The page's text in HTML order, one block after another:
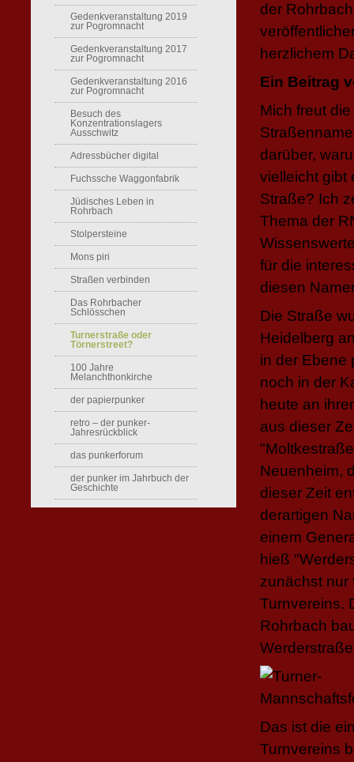
der
herzlichem
Ein Beitrag
Mich freut
darüber,
vielleicht gibt
Straße? Ich
Thema der
für die
diesen
Die Straße
Heidelberg
in der Ebene
noch in der
heute an
aus dieser
Neuenheim,
dieser Zeit
derartigen
einem
hieß
zunächst nur
Turnvereins.
Rohrbach
Das ist die
Turnvereins
Gedenkveranstaltung 2019
zur Pogromnacht
Gedenkveranstaltung 2017
zur Pogromnacht
Gedenkveranstaltung 2016
zur Pogromnacht
Besuch des
Konzentrationslagers
Ausschwitz
Adressbücher digital
Fuchssche Waggonfabrik
Jüdisches Leben in
Rohrbach
Stolpersteine
Mons piri
Straßen verbinden
Das Rohrbacher
Schlösschen
Turnerstraße oder
Törnerstreet?
100 Jahre
Melanchthonkirche
der papierpunker
retro – der punker-
Jahresrückblick
das punkerforum
der punker im Jahrbuch der
Geschichte